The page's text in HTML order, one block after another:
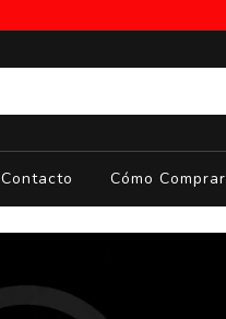
Contacto Cómo Comprar